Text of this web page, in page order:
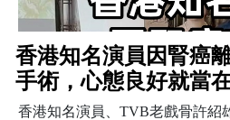
香港知名演員因腎癌
手術，心態良好就當
香港知名演員、TVB老戲骨許紹